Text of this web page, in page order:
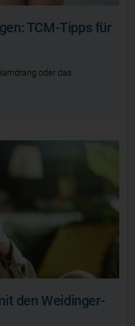
TCM-Tipps für
oder das
den Weidinger-